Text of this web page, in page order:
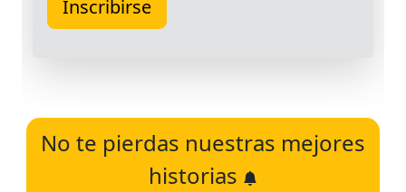
No te pierdas nuestras mejores
historias